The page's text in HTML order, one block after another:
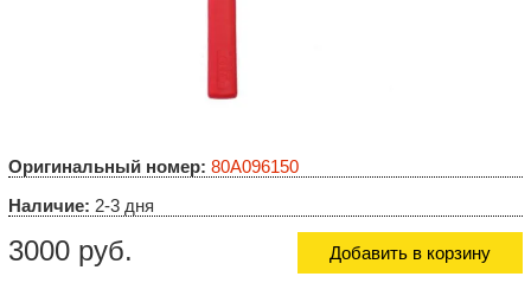
Оригинальный номер: 80A096150
Наличие: 2-3 дня
3000 руб. Добавить в корзину